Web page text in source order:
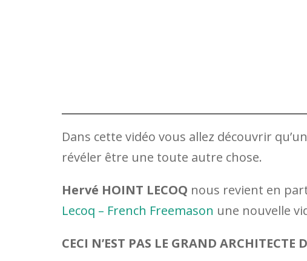
Dans cette vidéo vous allez découvrir
révéler être une toute autre chose.
Hervé HOINT LECOQ nous revient en
Lecoq – French Freemason une nouvelle
CECI N’EST PAS LE GRAND ARCHITECTE